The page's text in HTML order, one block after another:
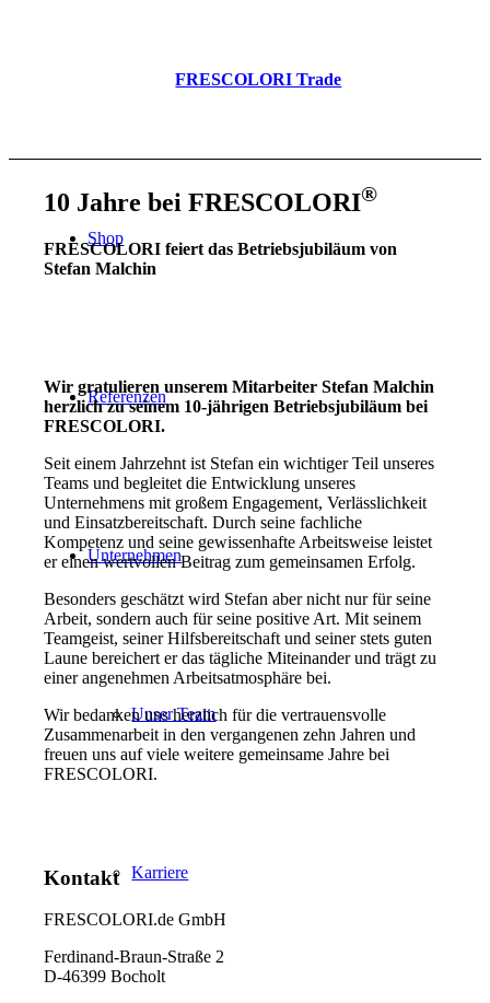
FRESCOLORI Trade
Shop
Referenzen
Unternehmen
Unser Team
Karriere
10 Jahre bei FRESCOLORI®
FRESCOLORI feiert das Betriebsjubiläum von
Stefan Malchin
Wir gratulieren unserem Mitarbeiter Stefan Malchin
herzlich zu seinem 10-jährigen Betriebsjubiläum bei
FRESCOLORI.
Seit einem Jahrzehnt ist Stefan ein wichtiger Teil unseres
Teams und begleitet die Entwicklung unseres
Unternehmens mit großem Engagement, Verlässlichkeit
und Einsatzbereitschaft. Durch seine fachliche
Kompetenz und seine gewissenhafte Arbeitsweise leistet
er einen wertvollen Beitrag zum gemeinsamen Erfolg.
Besonders geschätzt wird Stefan aber nicht nur für seine
Arbeit, sondern auch für seine positive Art. Mit seinem
Teamgeist, seiner Hilfsbereitschaft und seiner stets guten
Laune bereichert er das tägliche Miteinander und trägt zu
einer angenehmen Arbeitsatmosphäre bei.
Wir bedanken uns herzlich für die vertrauensvolle
Zusammenarbeit in den vergangenen zehn Jahren und
freuen uns auf viele weitere gemeinsame Jahre bei
FRESCOLORI.
Kontakt
FRESCOLORI.de GmbH
Ferdinand-Braun-Straße 2
D-46399 Bocholt